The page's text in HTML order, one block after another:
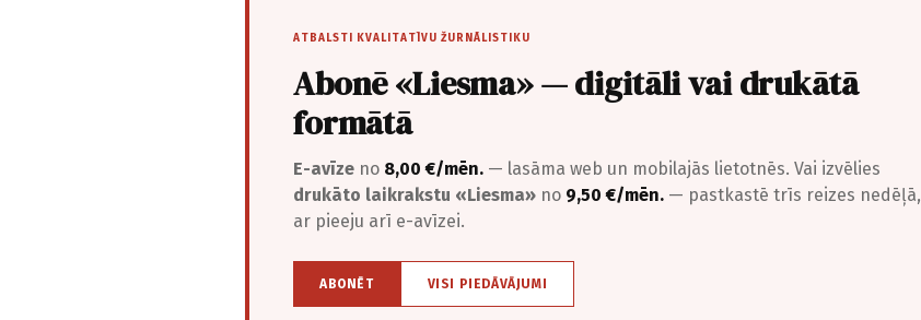
ATBALSTI KVALITATĪVU ŽURNĀLISTIKU
Abonē «Liesma» — digitāli vai drukātā
formātā
E-avīze no 8,00 €/mēn. — lasāma web un mobilajās lietotnēs. Vai izvēlies
drukāto laikrakstu «Liesma» no 9,50 €/mēn. — pastkastē trīs reizes nedēļā,
ar pieeju arī e-avīzei.
ABONĒT VISI PIEDĀVĀJUMI